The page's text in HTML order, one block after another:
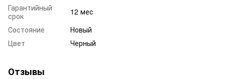
Гарантийный
срок
12 мес
Состояние
Новый
Цвет
Черный
Отзывы